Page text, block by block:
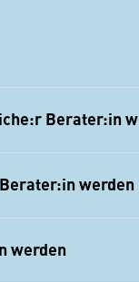
Berater:in
werden
werden